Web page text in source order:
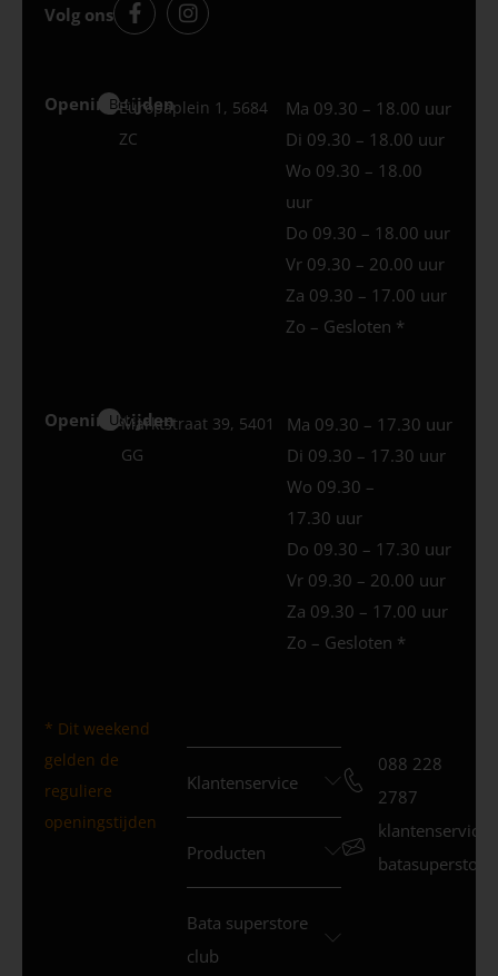
Volg ons
Openingstijden
Best
Europaplein 1, 5684
ZC
Ma 09.30 – 18.00 uur
Di 09.30 – 18.00 uur
Wo 09.30 – 18.00
uur
Do 09.30 – 18.00 uur
Vr 09.30 – 20.00 uur
Za 09.30 – 17.00 uur
Zo – Gesloten *
Openingstijden
Uden
Marktstraat 39, 5401
GG
Ma 09.30 – 17.30 uur
Di 09.30 – 17.30 uur
Wo 09.30 –
17.30 uur
Do 09.30 – 17.30 uur
Vr 09.30 – 20.00 uur
Za 09.30 – 17.00 uur
Zo – Gesloten *
* Dit weekend
gelden de
reguliere
openingstijden
Klantenservice
Producten
Bata superstore
club
088 228
2787